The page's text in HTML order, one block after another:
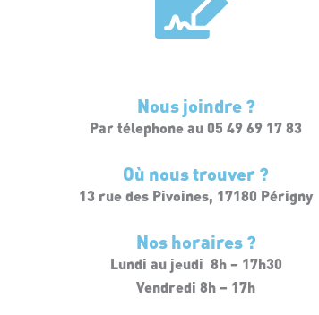
Nous joindre ?
Par télephone au 05 49 69 17 83
Où nous trouver ?
13 rue des Pivoines, 17180 Périgny
Nos horaires ?
Lundi au jeudi 8h – 17h30
Vendredi 8h – 17h